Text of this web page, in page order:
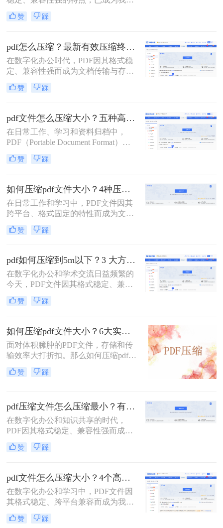
分享文档、报告和论文的首选格式。
然而，过大的PDF文件常常会带来诸
度、占用大量存储空间，甚至可能超
出某些平台的上传限制。因此，掌握
怎么压缩pdf文件大小的技能显得至关
重要。
赞 踩
pdf怎么压缩？最新有效压缩终极指南！
在数字化办公时代，PDF因其格式稳
定、兼容性强而成为文档传输与存档
的首选。然而，高分辨率图片、嵌入
字体和多媒体内容也使得PDF文件体
送、云端存储和即时分享带来了巨大
困扰。如何高效、无损（或视觉无
损）地压缩PDF，成为一个普遍需
求。那么pdf怎么压缩呢？
赞 踩
pdf文件怎么压缩大小？五种高效方法全面解析与实战！
在日常工作、学习和资料归档中，
PDF（Portable Document Format）因
其跨平台、格式固定的特性而成为最
常用的文件格式之一。然而，随之而
不仅占用存储空间，更在邮件发送、
即时通讯传输和网页上传时带来诸多
不便。如何在不显著损失质量的前提
下，有效“瘦身”PDF文件，已成为一
项必备技能。
赞 踩
如何压缩pdf文件大小？4种压缩方法详解！
在日常工作和学习中，PDF文件因其
跨平台、格式固定的特性而成为文档
交换的首选格式。然而，过大的PDF
文件常常带来诸多不便，无论是通过
存储在有限的设备空间中，都会遇到
限制。因此，掌握如何压缩pdf文件大
小的技能显得至关重要。
赞 踩
pdf如何压缩到5m以下？3 大方法手把手教，轻松过平台限制！
在数字化办公和学术交流日益频繁的
今天，PDF文件因其格式稳定、兼容
性强而成为我们传递信息的主要载
体。然而，一个棘手的问题常常困扰
电子邮件发送简历、在学术平台提交
论文，还是在微信等即时通讯工具中
分享资料，平台往往对附件大小有严
格限制，最常见的门槛就是5MB。一
个几十兆甚至上百兆的PDF文件，不
仅传输耗时，还可能直接导致发送失
赞 踩
如何压缩pdf文件大小？6大实用压缩方案深度解析！
面对体积臃肿的PDF文件，存储和传
输效率大打折扣。那么如何压缩pdf文
件大小呢？本文为您梳理6种主流压
缩方案，从原理到实操，助您轻松掌
赞 踩
pdf压缩文件怎么压缩最小？有效压缩方法终极指南！
在数字化办公和知识共享的时代，
PDF因其格式稳定、兼容性强而成为
文档传输的首选。然而，庞大的PDF
文件时常为我们带来困扰：邮箱附件
下载耗时、设备存储空间告急。pdf压
缩文件怎么压缩最小，成为许多人迫
切需要的技能。
赞 踩
pdf文件怎么压缩大小？4个高效传输与存储方法详解！
在数字化办公和学习中，PDF文件因
其格式稳定、跨平台兼容而成为我们
日常交流的首选格式。然而，过大的
PDF文件——无论是包含大量高分辨
赞 踩